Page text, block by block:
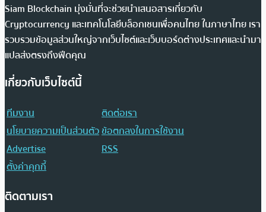
Siam Blockchain มุ่งมั่นที่จะช่วยนำเสนอสารเกี่ยวกับ
Cryptocurrency และเทคโนโลยีบล็อกเชนเพื่อคนไทย ในภาษาไทย เรา
รวบรวมข้อมูลส่วนใหญ่จากเว็บไซต์และเว็บบอร์ดต่างประเทศและนำมา
แปลส่งตรงถึงฟีดคุณ
เกี่ยวกับเว็บไซต์นี้
ทีมงาน
ติดต่อเรา
นโยบายความเป็นส่วนตัวข้อตกลงในการใช้งาน
Advertise
RSS
ตั้งค่าคุกกี้
ติดตามเรา